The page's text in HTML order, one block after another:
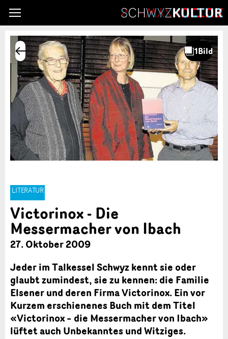
LITERATUR
Victorinox - Die
Messermacher von Ibach
27. Oktober 2009
Jeder im Talkessel Schwyz kennt sie oder
glaubt zumindest, sie zu kennen: die Familie
Elsener und deren Firma Victorinox. Ein vor
Kurzem erschienenes Buch mit dem Titel
«Victorinox – die Messermacher von Ibach»
lüftet auch Unbekanntes und Witziges.